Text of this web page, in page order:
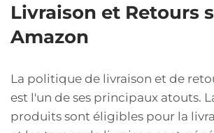
Livraison et Retours
Amazon
La politique de livraison et de
est l'un de ses principaux atouts.
produits sont éligibles pour la